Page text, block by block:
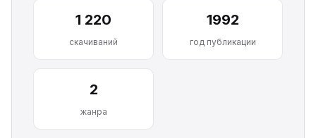
1 220
скачиваний
1992
год публикации
2
жанра